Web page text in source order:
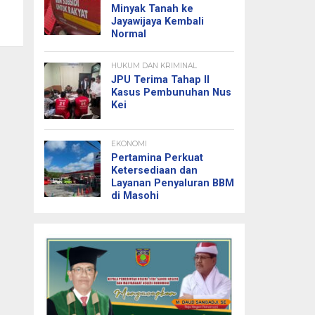
Minyak Tanah ke
Jayawijaya Kembali
Normal
HUKUM DAN KRIMINAL
JPU Terima Tahap II
Kasus Pembunuhan Nus
Kei
EKONOMI
Pertamina Perkuat
Ketersediaan dan
Layanan Penyaluran BBM
di Masohi